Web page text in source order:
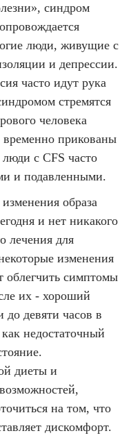
синдром
люди, живущие с
и депрессии.
часто идут рука
стремятся
человека
прикованы
с CFS часто
и подавленными.
образа
и нет никакого
лечения для
изменения
облегчить симптомы
их - хороший
до девяти часов в
недостаточный
диеты и
на том, что
дискомфорт.